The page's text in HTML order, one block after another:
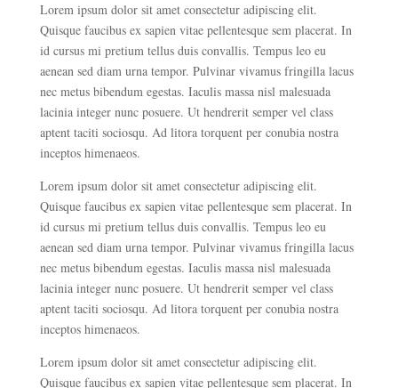
Lorem ipsum dolor sit amet consectetur adipiscing elit.
Quisque faucibus ex sapien vitae pellentesque sem placerat. In
id cursus mi pretium tellus duis convallis. Tempus leo eu
aenean sed diam urna tempor. Pulvinar vivamus fringilla lacus
nec metus bibendum egestas. Iaculis massa nisl malesuada
lacinia integer nunc posuere. Ut hendrerit semper vel class
aptent taciti sociosqu. Ad litora torquent per conubia nostra
inceptos himenaeos.
Lorem ipsum dolor sit amet consectetur adipiscing elit.
Quisque faucibus ex sapien vitae pellentesque sem placerat. In
id cursus mi pretium tellus duis convallis. Tempus leo eu
aenean sed diam urna tempor. Pulvinar vivamus fringilla lacus
nec metus bibendum egestas. Iaculis massa nisl malesuada
lacinia integer nunc posuere. Ut hendrerit semper vel class
aptent taciti sociosqu. Ad litora torquent per conubia nostra
inceptos himenaeos.
Lorem ipsum dolor sit amet consectetur adipiscing elit.
Quisque faucibus ex sapien vitae pellentesque sem placerat. In